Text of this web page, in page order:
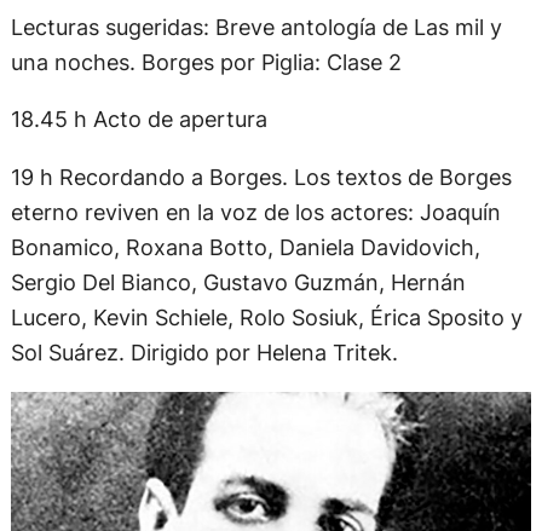
Lecturas sugeridas: Breve antología de Las mil y
una noches. Borges por Piglia: Clase 2
18.45 h Acto de apertura
19 h Recordando a Borges. Los textos de Borges
eterno reviven en la voz de los actores: Joaquín
Bonamico, Roxana Botto, Daniela Davidovich,
Sergio Del Bianco, Gustavo Guzmán, Hernán
Lucero, Kevin Schiele, Rolo Sosiuk, Érica Sposito y
Sol Suárez. Dirigido por Helena Tritek.